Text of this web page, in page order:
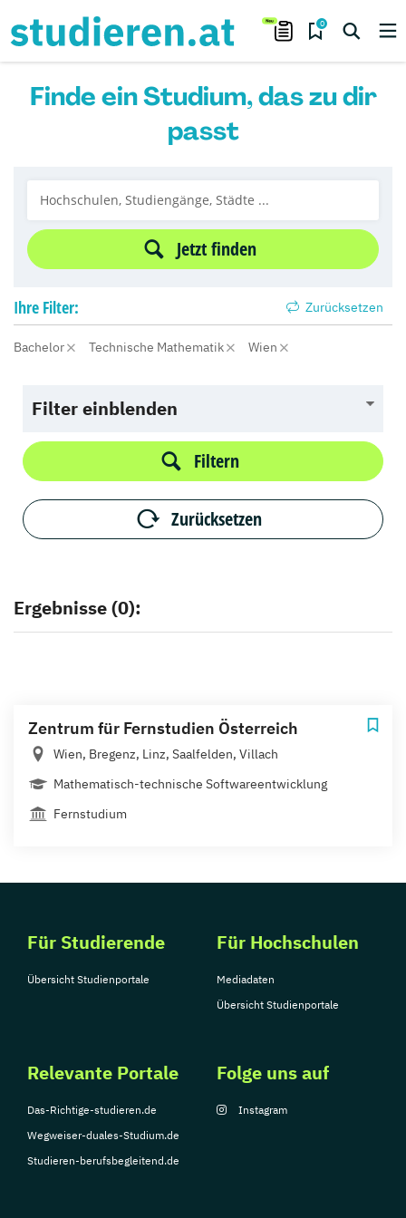
0
Finde ein Studium, das zu dir
passt
Jetzt finden
Ihre Filter: Zurücksetzen
Bachelor Technische Mathematik Wien
Filter einblenden
Filtern
Zurücksetzen
Ergebnisse (0):
Zentrum für Fernstudien Österreich
Wien, Bregenz, Linz, Saalfelden, Villach
Mathematisch-technische Softwareentwicklung
Fernstudium
Für Studierende
Übersicht Studienportale
Für Hochschulen
Mediadaten
Übersicht Studienportale
Relevante Portale
Das-Richtige-studieren.de
Wegweiser-duales-Studium.de
Studieren-berufsbegleitend.de
Folge uns auf
Instagram